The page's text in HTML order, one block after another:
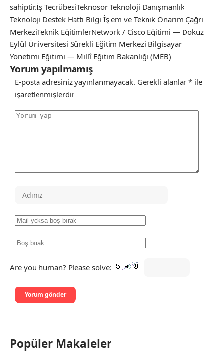
sahiptir.İş TecrübesiTeknosor Teknoloji Danışmanlık
Teknoloji Destek Hattı Bilgi İşlem ve Teknik Onarım Çağrı
MerkeziTeknik EğitimlerNetwork / Cisco Eğitimi — Dokuz
Eylül Üniversitesi Sürekli Eğitim Merkezi Bilgisayar
Yönetimi Eğitimi — Millî Eğitim Bakanlığı (MEB)
Yorum yapılmamış
E-posta adresiniz yayınlanmayacak. Gerekli alanlar * ile
işaretlenmişlerdir
Are you human? Please solve:
Popüler Makaleler